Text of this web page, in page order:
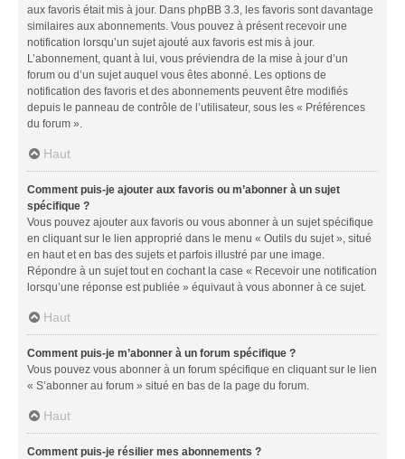
aux favoris était mis à jour. Dans phpBB 3.3, les favoris sont davantage
similaires aux abonnements. Vous pouvez à présent recevoir une
notification lorsqu’un sujet ajouté aux favoris est mis à jour.
L’abonnement, quant à lui, vous préviendra de la mise à jour d’un
forum ou d’un sujet auquel vous êtes abonné. Les options de
notification des favoris et des abonnements peuvent être modifiés
depuis le panneau de contrôle de l’utilisateur, sous les « Préférences
du forum ».
Haut
Comment puis-je ajouter aux favoris ou m’abonner à un sujet
spécifique ?
Vous pouvez ajouter aux favoris ou vous abonner à un sujet spécifique
en cliquant sur le lien approprié dans le menu « Outils du sujet », situé
en haut et en bas des sujets et parfois illustré par une image.
Répondre à un sujet tout en cochant la case « Recevoir une notification
lorsqu’une réponse est publiée » équivaut à vous abonner à ce sujet.
Haut
Comment puis-je m’abonner à un forum spécifique ?
Vous pouvez vous abonner à un forum spécifique en cliquant sur le lien
« S’abonner au forum » situé en bas de la page du forum.
Haut
Comment puis-je résilier mes abonnements ?